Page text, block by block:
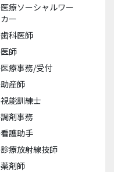
医療ソーシャルワー
カー
歯科医師
医師
医療事務/受付
助産師
視能訓練士
調剤事務
看護助手
診療放射線技師
薬剤師